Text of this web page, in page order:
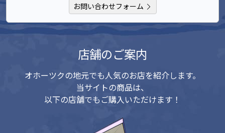
お問い合わせフォーム
店舗のご案内
オホーツクの地元でも人気のお店を紹介します。
当サイトの商品は、
以下の店舗でもご購入いただけます！